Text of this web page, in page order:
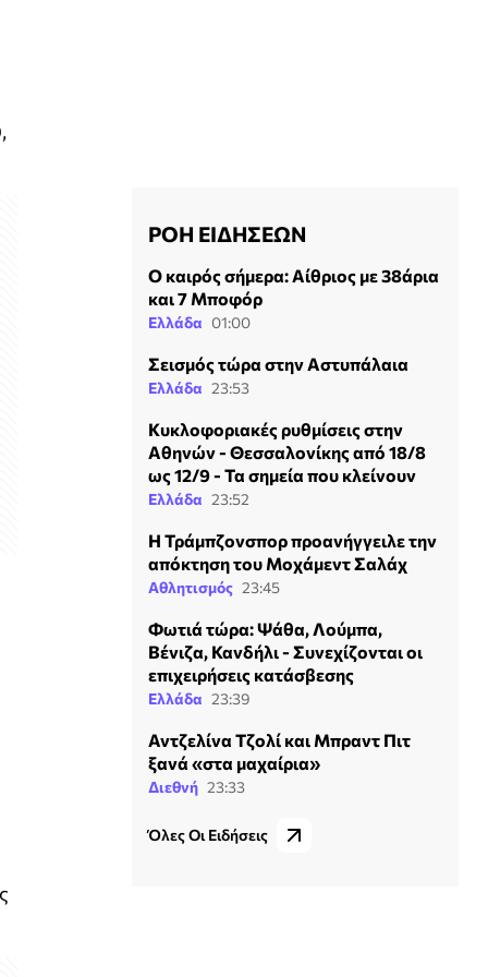
ΡΟΗ ΕΙΔΗΣΕΩΝ
Ο καιρός σήμερα: Αίθριος με 38άρια
και 7 Μποφόρ
Ελλάδα 01:00
Σεισμός τώρα στην Αστυπάλαια
Ελλάδα 23:53
Κυκλοφοριακές ρυθμίσεις στην
Αθηνών - Θεσσαλονίκης από 18/8
ως 12/9 - Τα σημεία που κλείνουν
Ελλάδα 23:52
Η Τράμπζονσπορ προανήγγειλε την
απόκτηση του Μοχάμεντ Σαλάχ
Αθλητισμός 23:45
Φωτιά τώρα: Ψάθα, Λούμπα,
Βένιζα, Κανδήλι - Συνεχίζονται οι
επιχειρήσεις κατάσβεσης
Ελλάδα 23:39
Αντζελίνα Τζολί και Μπραντ Πιτ
ξανά «στα μαχαίρια»
Διεθνή 23:33
Όλες Οι Ειδήσεις